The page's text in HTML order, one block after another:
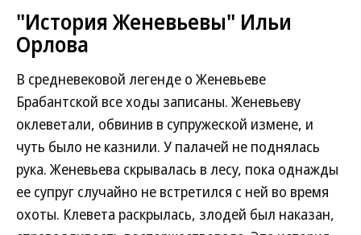
"История Женевьевы" Ильи
Орлова
В средневековой легенде о Женевьеве
Брабантской все ходы записаны. Женевьеву
оклеветали, обвинив в супружеской измене, и
чуть было не казнили. У палачей не поднялась
рука. Женевьева скрывалась в лесу, пока однажды
ее супруг случайно не встретился с ней во время
охоты. Клевета раскрылась, злодей был наказан,